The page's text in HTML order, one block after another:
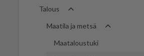
Talous
Maatila ja metsä
Maataloustuki